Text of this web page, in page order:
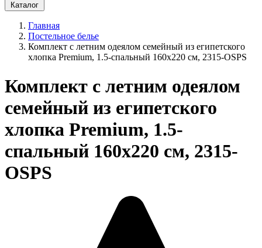
Каталог
Главная
Постельное белье
Комплект с летним одеялом семейный из египетского
хлопка Premium, 1.5-спальный 160х220 см, 2315-OSPS
Комплект с летним одеялом
семейный из египетского
хлопка Premium, 1.5-
спальный 160х220 см, 2315-
OSPS